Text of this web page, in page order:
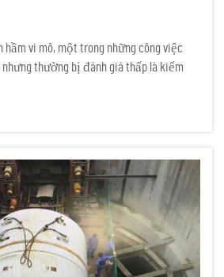
hầm vi mô, một trong những công việc
thường bị đánh giá thấp là kiểm
đúng theo các khoảng thời gian quy
bị cơ khí trên mặt đất, nơi việc tiếp cận